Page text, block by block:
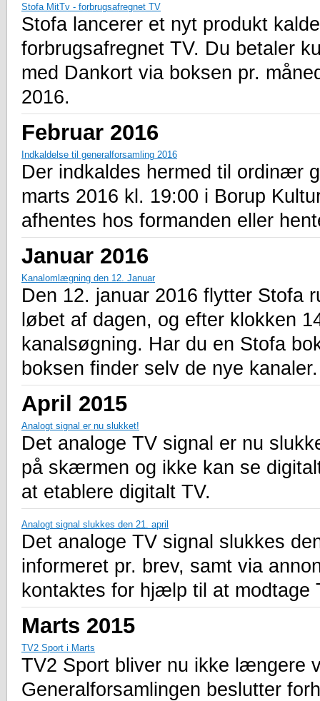
Stofa MitTv - forbrugsafregnet TV
Stofa lancerer et nyt produkt
forbrugsafregnet TV. Du betaler
med Dankort via boksen pr.
2016.
Februar 2016
Indkaldelse til generalforsamling 2016
Der indkaldes hermed til ordinær
marts 2016 kl. 19:00 i Borup
afhentes hos formanden eller
Januar 2016
Kanalomlægning den 12. Januar
Den 12. januar 2016 flytter Stofa
løbet af dagen, og efter klokken
kanalsøgning. Har du en Stofa
boksen finder selv de nye kanaler.
April 2015
Analogt signal er nu slukket!
Det analoge TV signal er nu
på skærmen og ikke kan se
at etablere digitalt TV.
Analogt signal slukkes den 21. april
Det analoge TV signal slukkes
informeret pr. brev, samt via
kontaktes for hjælp til at modtage
Marts 2015
TV2 Sport i Marts
TV2 Sport bliver nu ikke længere
Generalforsamlingen beslutter